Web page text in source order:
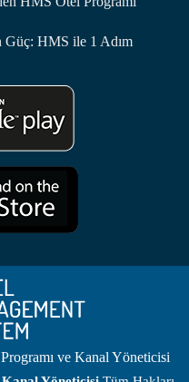
Güç: HMS ile 1 Adım
ve Kanal Yöneticisi